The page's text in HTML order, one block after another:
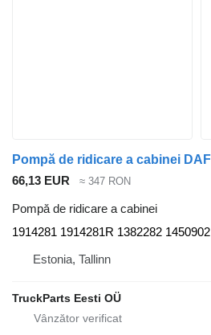
66,13 EUR ≈ 347 RON
Pompă de ridicare a cabinei
1914281 1914281R 1382282 1450902
Estonia, Tallinn
TruckParts Eesti OÜ